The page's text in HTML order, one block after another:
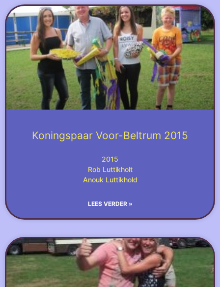
Koningspaar Voor-Beltrum 2015
2015
Rob Luttikholt
Anouk Luttikhold
LEES VERDER »